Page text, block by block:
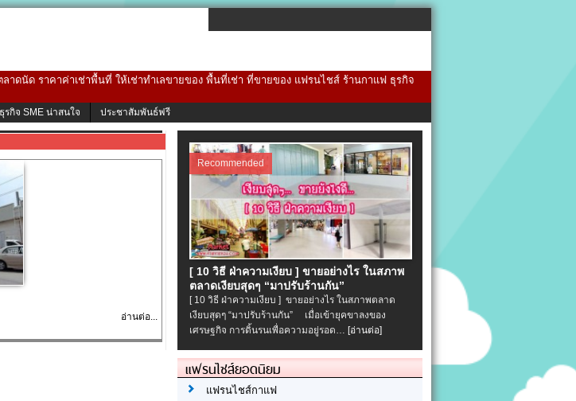
ดนัด ราคาค่าเช่าพื้นที่ ให้เช่าทำเลขายของ พื้นที่เช่า ที่ขายของ แฟรนไชส์ ร้านกาแฟ ธุรกิจ
ธุรกิจ SME น่าสนใจ ประชาสัมพันธ์ฟรี
อ่านต่อ...
Recommended
[ 10 วิธี ฝ่าความเงียบ ] ขายอย่างไร ในสภาพ
ตลาดเงียบสุดๆ “มาปรับร้านกัน”
[ 10 วิธี ฝ่าความเงียบ ] ขายอย่างไร ในสภาพตลาด
เงียบสุดๆ “มาปรับร้านกัน” เมื่อเข้ายุคขาลงของ
เศรษฐกิจ การดิ้นรนเพื่อความอยู่รอด… [อ่านต่อ]
แฟรนไชส์ยอดนิยม
แฟรนไชส์กาแฟ